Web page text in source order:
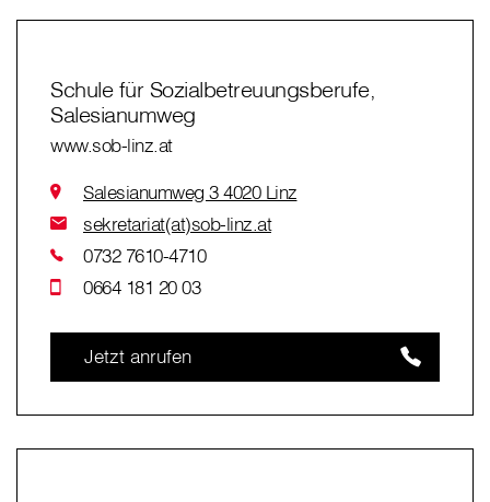
Schule für Sozialbetreuungsberufe,
Salesianumweg
www.sob-linz.at
Salesianumweg 3 4020 Linz
sekretariat(at)sob-linz.at
0732 7610-4710
0664 181 20 03
Jetzt anrufen